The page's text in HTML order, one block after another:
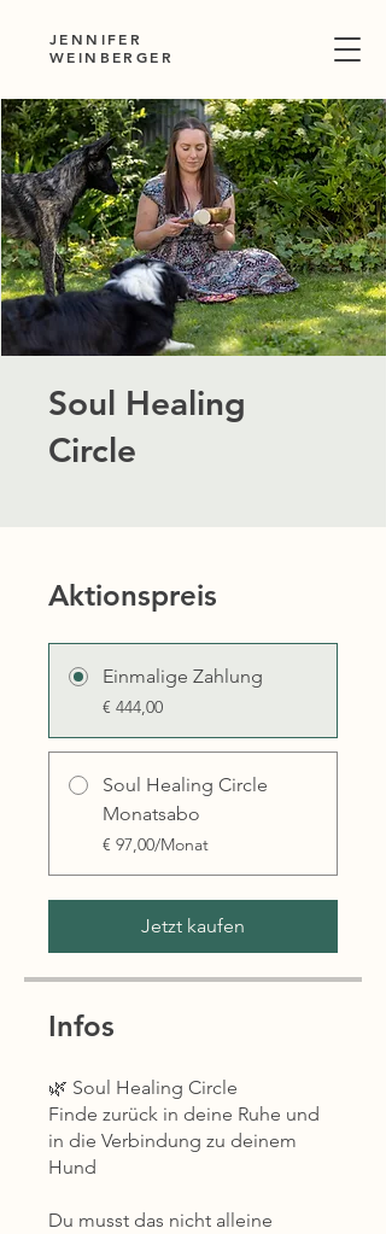
JENNIFER
WEINBERGER
Soul Healing
Circle
Aktionspreis
Einmalige Zahlung
€ 444,00
Soul Healing Circle
Monatsabo
€ 97,00/Monat
Jetzt kaufen
Infos
🌿 Soul Healing Circle
Finde zurück in deine Ruhe und
in die Verbindung zu deinem
Hund
Du musst das nicht alleine